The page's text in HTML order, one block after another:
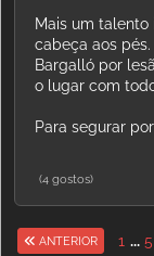
Mais um
cabeça aos
Bargalló por
o lugar com
Para segurar
(4 gostos)
ANTERIOR 1 ... 5